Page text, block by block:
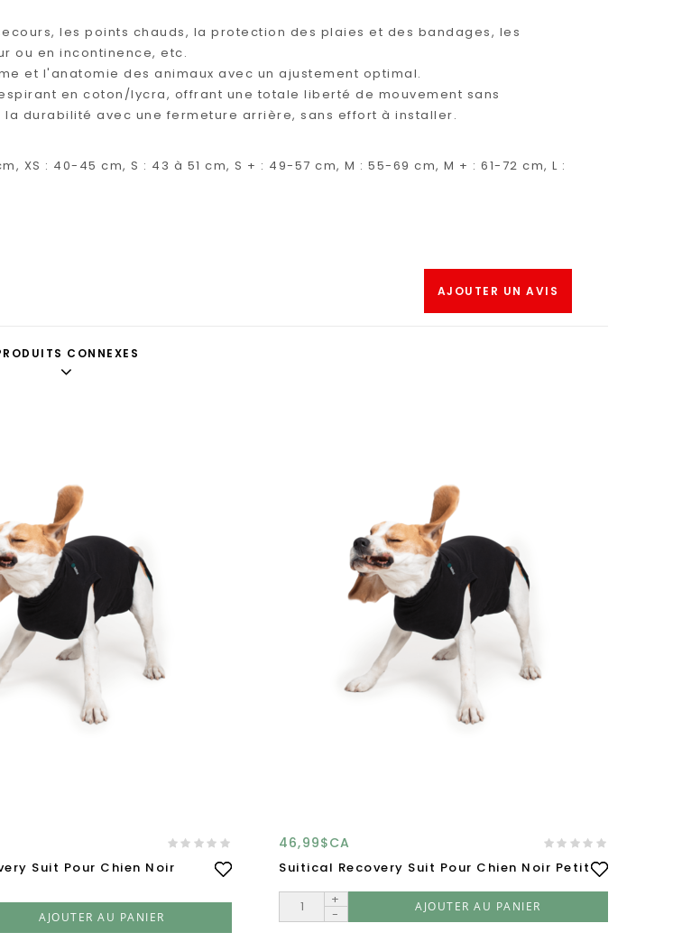
les points chauds, la protection des plaies et des bandages, les
ou en incontinence, etc.
et l'anatomie des animaux avec un ajustement optimal.
en coton/lycra, offrant une totale liberté de mouvement sans
durabilité avec une fermeture arrière, sans effort à installer.
XS : 40-45 cm, S : 43 à 51 cm, S + : 49-57 cm, M : 55-69 cm, M + : 61-72 cm, L :
AJOUTER UN AVIS
CONNEXES
Suit Pour Chien Noir
AJOUTER AU PANIER
46,99$CA
Suitical Recovery Suit Pour Chien Noir Petit
+
-
AJOUTER AU PANIER